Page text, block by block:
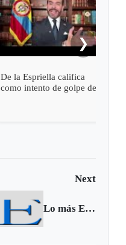
De la Espriella califica
como intento de golpe de
❯
Next
Lo más Excelsio de la semana, 19 al 25 de abril 2015